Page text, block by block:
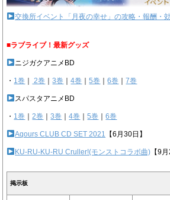
交換所イベント「月夜の幸せ」の攻略・報酬・
■ラブライブ！最新グッズ
ニジガクアニメBD
・ 1巻 2巻 ｜3巻 ｜4巻 ｜5巻 ｜6巻 ｜7巻
スパスタアニメBD
・ 1巻 ｜2巻 ｜3巻 ｜4巻 ｜5巻 ｜6巻
Aqours CLUB CD SET 2021 【6月30日】
KU-RU-KU-RU Cruller!(モンストコラボ曲) 【9
掲示板